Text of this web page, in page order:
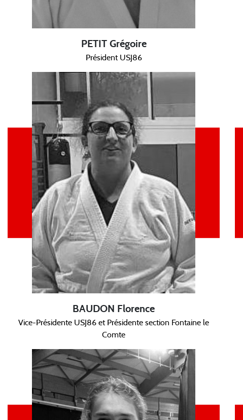
PETIT Grégoire
Président USJ86
BAUDON Florence
Vice-Présidente USJ86 et Présidente section Fontaine le
Comte